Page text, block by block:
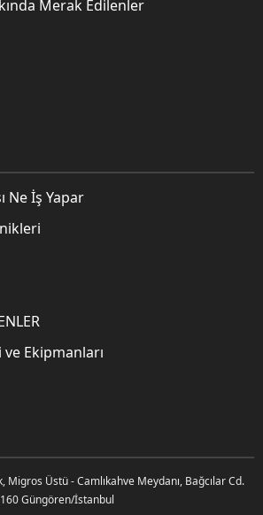
Merak Edilenler
Ne İş Yapar
Ekipmanları
Migros Üstü - Camlıkahve Meydanı, Bağcılar Cd.
Güngören/İstanbul
Kara